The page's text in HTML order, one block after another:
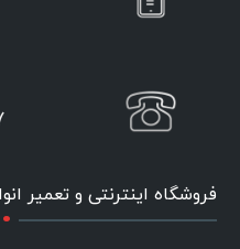
فروشگاه اینترنتی و تعمیر.